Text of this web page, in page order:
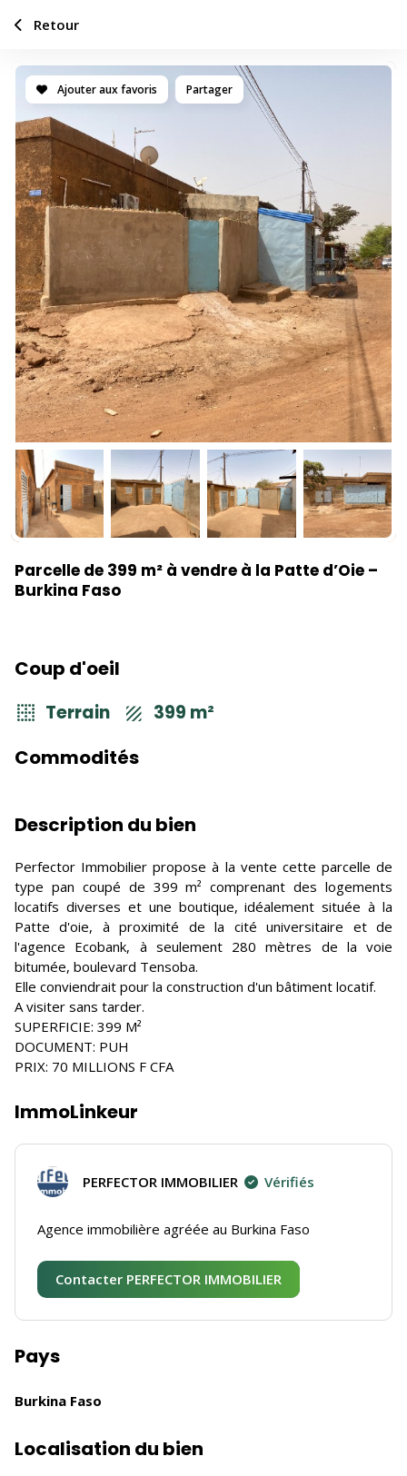
Ajouter aux favoris Partager
Parcelle de 399 m² à vendre à la Patte d’Oie –
Burkina Faso
Coup d'oeil
Terrain 399 m²
Commodités
Description du bien
Perfector Immobilier propose à la vente cette parcelle de
type pan coupé de 399 m² comprenant des logements
locatifs diverses et une boutique, idéalement située à la
Patte d'oie, à proximité de la cité universitaire et de
l'agence Ecobank, à seulement 280 mètres de la voie
bitumée, boulevard Tensoba.
Elle conviendrait pour la construction d'un bâtiment locatif.
A visiter sans tarder.
SUPERFICIE: 399 M²
DOCUMENT: PUH
PRIX: 70 MILLIONS F CFA
ImmoLinkeur
PERFECTOR IMMOBILIER Vérifiés
Agence immobilière agréée au Burkina Faso
Contacter PERFECTOR IMMOBILIER
Pays
Burkina Faso
Localisation du bien
Retour